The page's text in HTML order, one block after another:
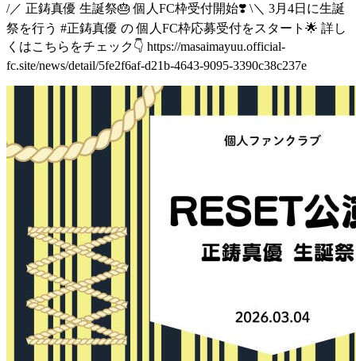
/／ 正鋳真優 生誕祭🎂 個人FC枠受付開始❣️ \＼ 3月4日に生誕
祭を行う #正鋳真優 の 個人FC枠応募受付をスタート🌟 詳し
くはこちらをチェック👇 https://masaimayuu.official-
fc.site/news/detail/5fe2f6af-d21b-4643-9095-3390c38c237e